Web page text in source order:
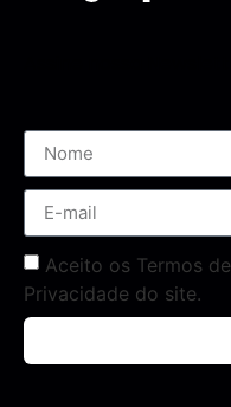
Aceito os Termos
Privacidade do site.